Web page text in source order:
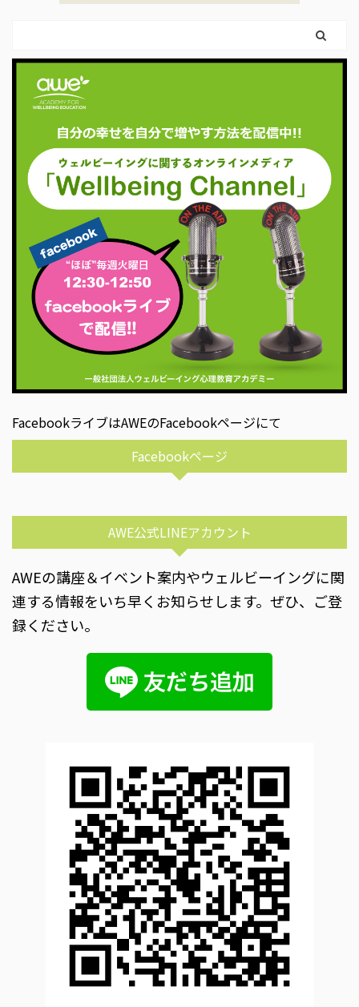
FacebookライブはAWEのFacebookページにて
Facebookページ
AWE公式LINEアカウント
AWEの講座＆イベント案内やウェルビーイングに関
連する情報をいち早くお知らせします。ぜひ、ご登
録ください。